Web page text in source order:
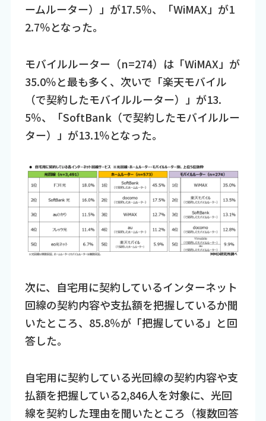
ームルーター）」が17.5％、「WiMAX」が1
2.7％となった。
モバイルルーター（n=274）は「WiMAX」が
35.0％と最も多く、次いで「楽天モバイル
（で契約したモバイルルーター）」が13.
5％、「SoftBank（で契約したモバイルルー
ター）」が13.1％となった。
次に、自宅用に契約しているインターネット
回線の契約内容や支払額を把握しているか聞
いたところ、85.8％が「把握している」と回
答した。
自宅用に契約している光回線の契約内容や支
払額を把握している2,846人を対象に、光回
線を契約した理由を聞いたところ（複数回答